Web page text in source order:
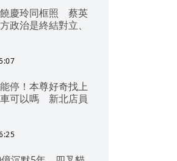
慶玲同框照 蔡英
政治是終結對立、
停！本尊好奇找上
可以嗎 新北店員